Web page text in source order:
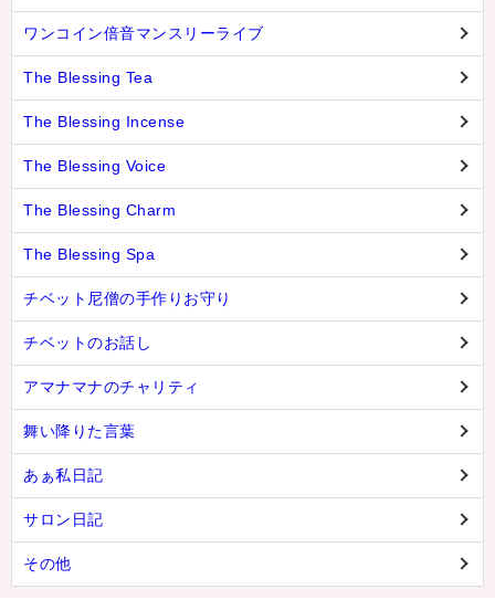
ワンコイン倍音マンスリーライブ
The Blessing Tea
The Blessing Incense
The Blessing Voice
The Blessing Charm
The Blessing Spa
チベット尼僧の手作りお守り
チベットのお話し
アマナマナのチャリティ
舞い降りた言葉
あぁ私日記
サロン日記
その他